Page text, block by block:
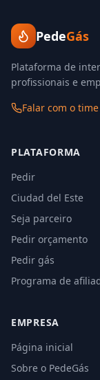
PedeGás
Plataforma de
profissionais e
Falar com o time
PLATAFORMA
Pedir
Ciudad del Este
Seja parceiro
Pedir orçamento
Pedir gás
Programa de
EMPRESA
Página inicial
Sobre o PedeGás